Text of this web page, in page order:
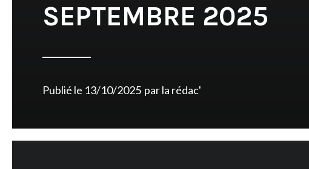
SEPTEMBRE 2025
Publié le 13/10/2025 parla rédac'